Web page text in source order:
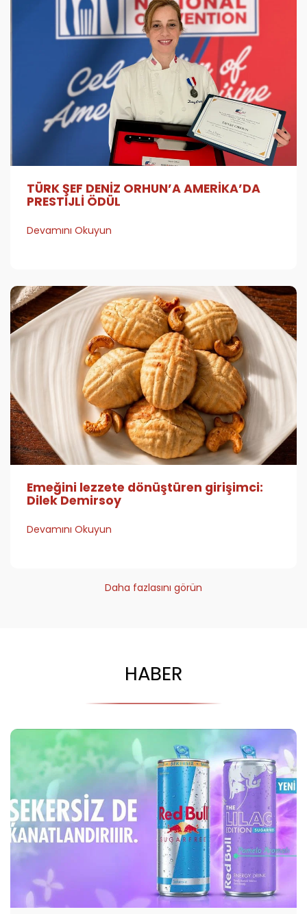
TÜRK ŞEF DENİZ ORHUN’A AMERİKA’DA
PRESTİJLİ ÖDÜL
Devamını Okuyun
Emeğini lezzete dönüştüren girişimci:
Dilek Demirsoy
Devamını Okuyun
Daha fazlasını görün
HABER